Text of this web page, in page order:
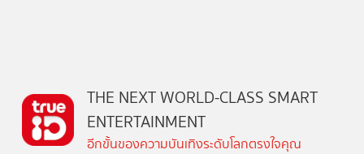
THE NEXT WORLD-CLASS SMART
ENTERTAINMENT
อีกขั้นของความบันเทิงระดับโลกตรงใจคุณ